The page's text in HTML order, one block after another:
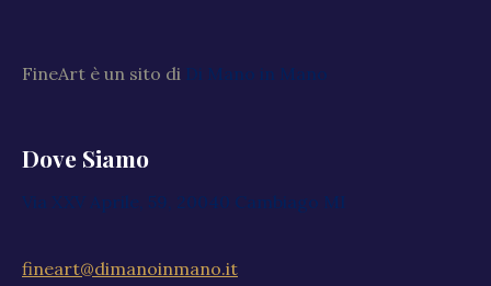
FineArt è un sito di Di Mano in Mano
Dove Siamo
Via XXV Aprile, 59, 20040 Cambiago MI
fineart@dimanoinmano.it